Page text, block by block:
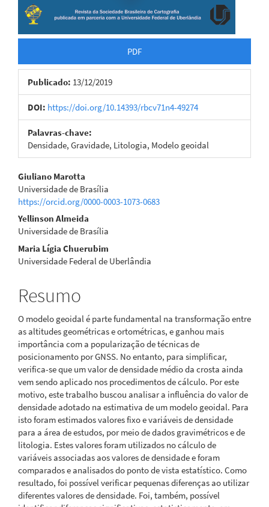
PDF
Publicado: 13/12/2019
DOI: https://doi.org/10.14393/rbcv71n4-49274
Palavras-chave:
Densidade, Gravidade, Litologia, Modelo geoidal
Conteúdo
do
artigo
principal
Giuliano Marotta
Universidade de Brasília
https://orcid.org/0000-0003-1073-0683
Yellinson Almeida
Universidade de Brasília
Maria Lígia Chuerubim
Universidade Federal de Uberlândia
Resumo
O modelo geoidal é parte fundamental na transformação entre
as altitudes geométricas e ortométricas, e ganhou mais
importância com a popularização de técnicas de
posicionamento por GNSS. No entanto, para simplificar,
verifica-se que um valor de densidade médio da crosta ainda
vem sendo aplicado nos procedimentos de cálculo. Por este
motivo, este trabalho buscou analisar a influência do valor de
densidade adotado na estimativa de um modelo geoidal. Para
isto foram estimados valores fixo e variáveis de densidade
para a área de estudos, por meio de dados gravimétricos e de
litologia. Estes valores foram utilizados no cálculo de
variáveis associadas aos valores de densidade e foram
comparados e analisados do ponto de vista estatístico. Como
resultado, foi possível verificar pequenas diferenças ao utilizar
diferentes valores de densidade. Foi, também, possível